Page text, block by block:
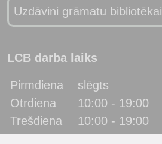
Uzdāvini grāmatu bibliotēkai
LCB darba laiks
Pirmdiena
slēgts
Otrdiena
10:00 - 19:00
Trešdiena
10:00 - 19:00
Ceturtdiena 10:00 - 19:00